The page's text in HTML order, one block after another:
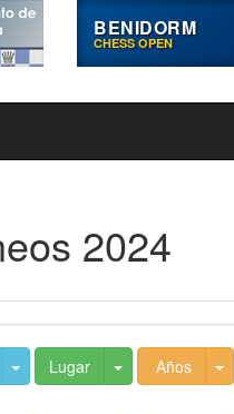
BENIDORM
CHESS OPEN
2024
Toggle Dropdown
Lugar Toggle Dropdown
Años